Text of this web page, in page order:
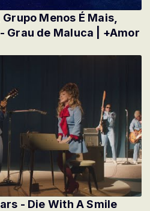
Menos É Mais,
Grau de Maluca | +Amor
- Die With A Smile